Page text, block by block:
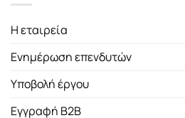
Η εταιρεία
Ενημέρωση επενδυτών
Υποβολή έργου
Εγγραφή B2B